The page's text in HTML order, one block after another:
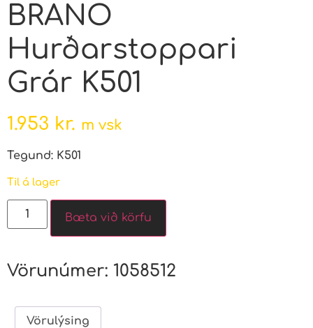
BRANO
Hurðarstoppari
Grár K501
1.953 kr. m vsk
Tegund: K501
Til á lager
Bæta við körfu
Vörunúmer: 1058512
Vörulýsing